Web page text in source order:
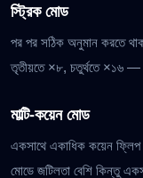
স্ট্রিক মোড
পর পর সঠিক অনুমান করতে
তৃতীয়তে ×৮, চতুর্থতে ×১৬ —
মাল্টি-কয়েন মোড
একসাথে একাধিক কয়েন ফ্লিপ
মোডে জটিলতা বেশি কিন্তু